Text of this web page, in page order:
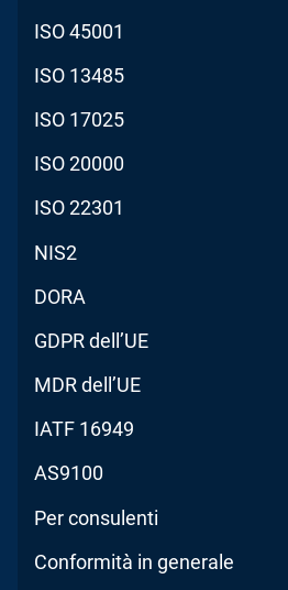
ISO 45001
ISO 13485
ISO 17025
ISO 20000
ISO 22301
NIS2
DORA
GDPR dell’UE
MDR dell’UE
IATF 16949
AS9100
Per consulenti
Conformità in generale